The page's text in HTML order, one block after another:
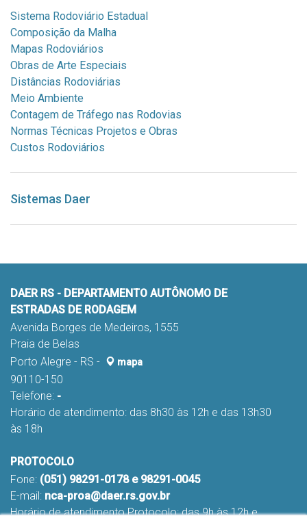
Sistema Rodoviário Estadual
Composição da Malha
Mapas Rodoviários
Obras de Arte Especiais
Distâncias Rodoviárias
Meio Ambiente
Contagem de Tráfego nas Rodovias
Normas Técnicas Projetos e Obras
Custos Rodoviários
Sistemas Daer
DAER RS - DEPARTAMENTO AUTÔNOMO DE
ESTRADAS DE RODAGEM
Avenida Borges de Medeiros, 1555
Praia de Belas
Porto Alegre - RS -
mapa
90110-150
Telefone: -
Horário de atendimento: das 8h30 às 12h e das 13h30
às 18h
PROTOCOLO
Fone: (051) 98291-0178 e 98291-0045
E-mail: nca-proa@daer.rs.gov.br
Horário de atendimento Protocolo: das 9h às 12h e